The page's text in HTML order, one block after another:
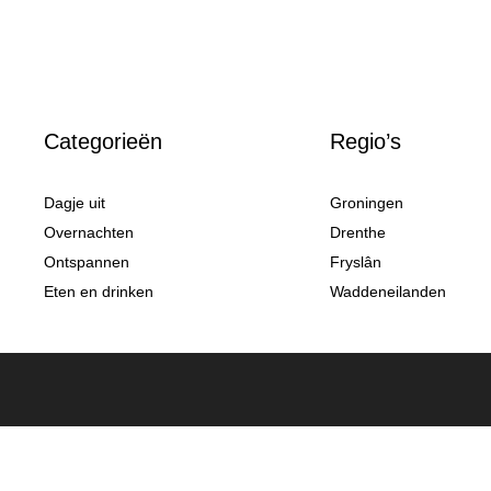
Categorieën
Dagje uit
Overnachten
Ontspannen
Eten en drinken
Regio’s
Groningen
Drenthe
Fryslân
Waddeneilanden